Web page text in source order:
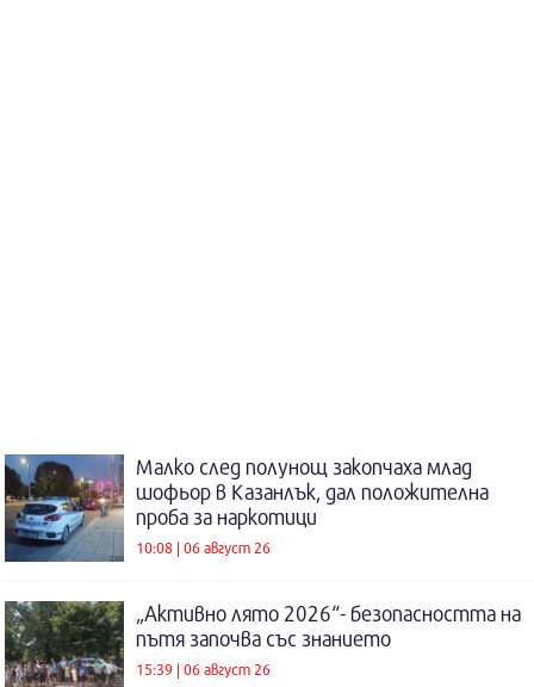
Малко след полунощ закопчаха млад
шофьор в Казанлък, дал положителна
проба за наркотици
10:08 | 06 август 26
„Активно лято 2026“- безопасността на
пътя започва със знанието
15:39 | 06 август 26